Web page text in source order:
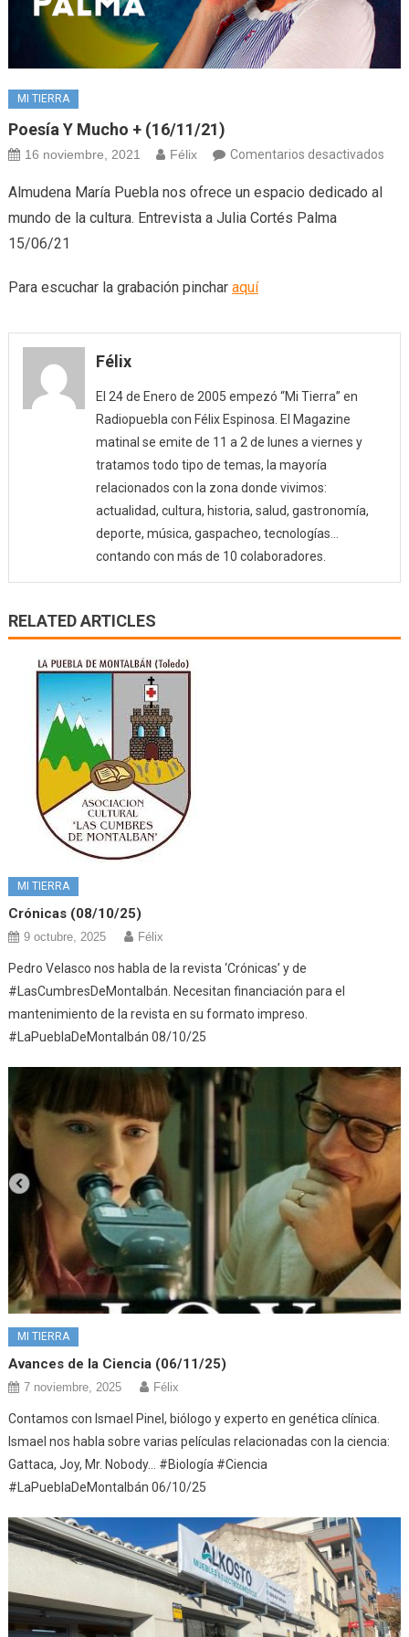
MI TIERRA
Poesía Y Mucho + (16/11/21)
16 noviembre, 2021 Félix Comentarios desactivadosen
Almudena María Puebla nos ofrece un espacio dedicado al
mundo de la cultura. Entrevista a Julia Cortés Palma
15/06/21
Para escuchar la grabación pinchar aquí
Félix
El 24 de Enero de 2005 empezó “Mi Tierra” en
Radiopuebla con Félix Espinosa. El Magazine
matinal se emite de 11 a 2 de lunes a viernes y
tratamos todo tipo de temas, la mayoría
relacionados con la zona donde vivimos:
actualidad, cultura, historia, salud, gastronomía,
deporte, música, gaspacheo, tecnologías…
contando con más de 10 colaboradores.
RELATED ARTICLES
MI TIERRA
Crónicas (08/10/25)
9 octubre, 2025 Félix
Pedro Velasco nos habla de la revista ‘Crónicas’ y de
#LasCumbresDeMontalbán. Necesitan financiación para el
mantenimiento de la revista en su formato impreso.
#LaPueblaDeMontalbán 08/10/25
MI TIERRA
Avances de la Ciencia (06/11/25)
7 noviembre, 2025 Félix
Contamos con Ismael Pinel, biólogo y experto en genética clínica.
Ismael nos habla sobre varias películas relacionadas con la ciencia:
Gattaca, Joy, Mr. Nobody… #Biología #Ciencia
#LaPueblaDeMontalbán 06/10/25